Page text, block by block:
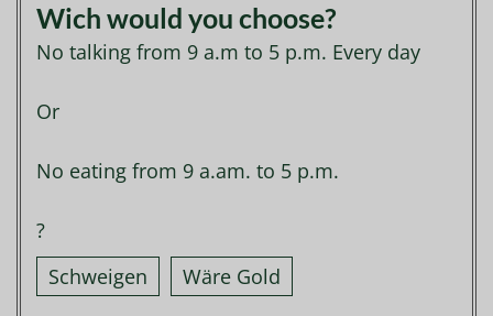
Wich would you choose?
No talking from 9 a.m to 5 p.m. Every day
Or
No eating from 9 a.am. to 5 p.m.
?
Schweigen
Wäre Gold